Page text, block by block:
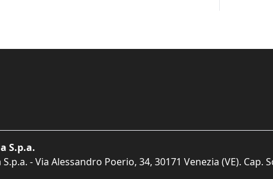
S.p.a.
- Via Alessandro Poerio, 34, 30171 Venezia (VE). Cap.